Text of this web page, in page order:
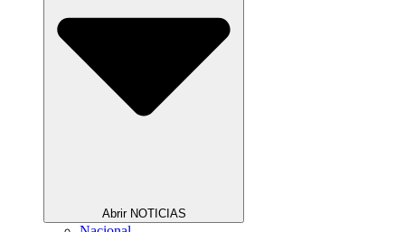
Abrir NOTICIAS